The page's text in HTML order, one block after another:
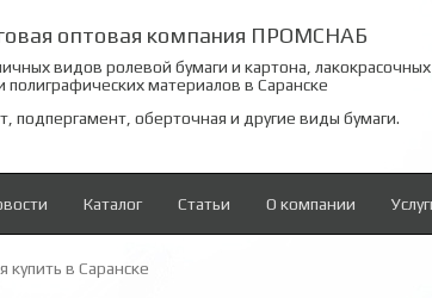
оптовая компания ПРОМСНАБ
видов ролевой бумаги и картона, лакокрасочных
полиграфических материалов в Саранске
подпергамент, оберточная и другие виды бумаги.
Каталог Статьи О компании
купить в Саранске